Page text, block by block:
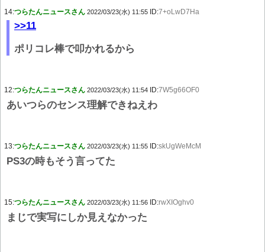
14:つらたんニュースさん 2022/03/23(水) 11:55 ID:7+oLwD7Ha
>>11
ポリコレ棒で叩かれるから
12:つらたんニュースさん 2022/03/23(水) 11:54 ID:7W5g66OF0
あいつらのセンス理解できねえわ
13:つらたんニュースさん 2022/03/23(水) 11:55 ID:skUgWeMcM
PS3の時もそう言ってた
15:つらたんニュースさん 2022/03/23(水) 11:56 ID:rwXIOghv0
まじで実写にしか見えなかった